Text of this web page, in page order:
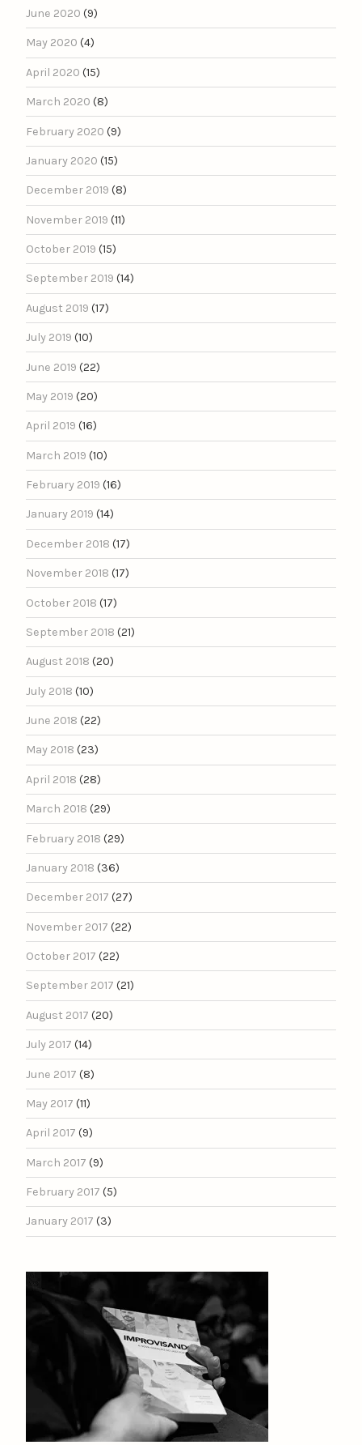
June 2020 (9)
May 2020 (4)
April 2020 (15)
March 2020 (8)
February 2020 (9)
January 2020 (15)
December 2019 (8)
November 2019 (11)
October 2019 (15)
September 2019 (14)
August 2019 (17)
July 2019 (10)
June 2019 (22)
May 2019 (20)
April 2019 (16)
March 2019 (10)
February 2019 (16)
January 2019 (14)
December 2018 (17)
November 2018 (17)
October 2018 (17)
September 2018 (21)
August 2018 (20)
July 2018 (10)
June 2018 (22)
May 2018 (23)
April 2018 (28)
March 2018 (29)
February 2018 (29)
January 2018 (36)
December 2017 (27)
November 2017 (22)
October 2017 (22)
September 2017 (21)
August 2017 (20)
July 2017 (14)
June 2017 (8)
May 2017 (11)
April 2017 (9)
March 2017 (9)
February 2017 (5)
January 2017 (3)